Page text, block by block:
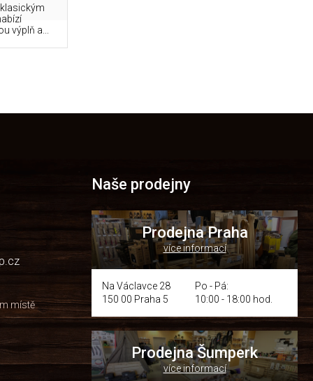
výplň a...
místě
Naše prodejny
Prodejna Praha
více informací
Na Václavce 28
150 00 Praha 5
Po - Pá:
10:00 - 18:00 hod.
Prodejna Šumperk
více informací